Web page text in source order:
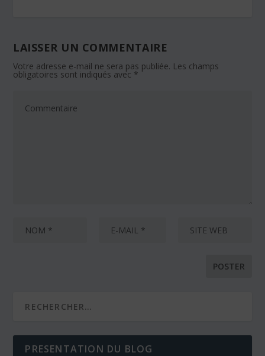
LAISSER UN COMMENTAIRE
Votre adresse e-mail ne sera pas publiée. Les champs
obligatoires sont indiqués avec *
PRESENTATION DU BLOG